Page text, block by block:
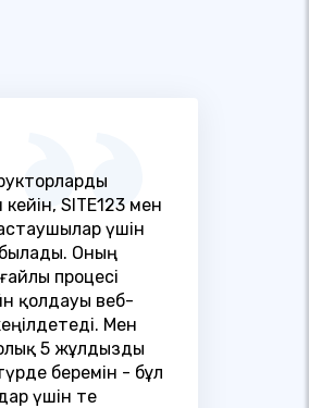
SITE123 мен
үшін
Оның
процесі
қолдауы веб-
Мен
5 жұлдызды
беремін - бұл
үшін өте